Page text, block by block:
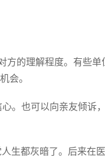
的理解程度。有些单
会。
。也可以向亲友倾诉
生都灰暗了。后来在